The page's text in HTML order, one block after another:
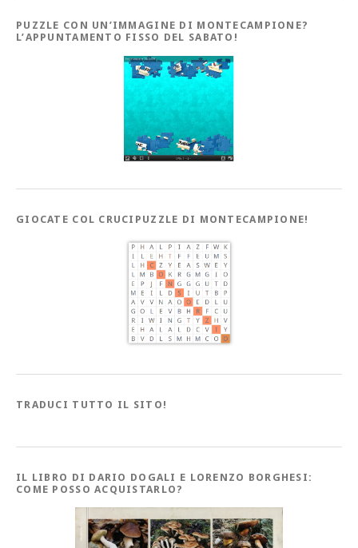
PUZZLE CON UN’IMMAGINE DI MONTECAMPIONE?
L’APPUNTAMENTO FISSO DEL SABATO!
GIOCATE COL CRUCIPUZZLE DI MONTECAMPIONE!
TRADUCI TUTTO IL SITO!
IL LIBRO DI DARIO DOGALI E LORENZO BORGHESI:
COME POSSO ACQUISTARLO?